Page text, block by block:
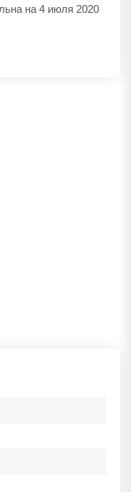
на 4 июля 2020